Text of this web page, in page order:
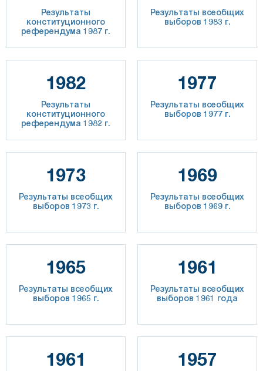
Результаты
конституционного
референдума 1987 г.
Результаты всеобщих
выборов 1983 г.
1982
Результаты
конституционного
референдума 1982 г.
1977
Результаты всеобщих
выборов 1977 г.
1973
Результаты всеобщих
выборов 1973 г.
1969
Результаты всеобщих
выборов 1969 г.
1965
Результаты всеобщих
выборов 1965 г.
1961
Результаты всеобщих
выборов 1961 года
1961 1957